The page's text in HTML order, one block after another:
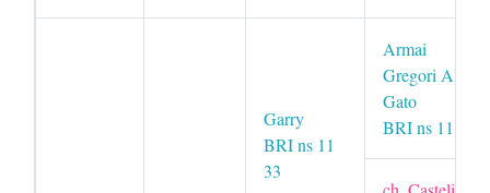
Garry
BRI ns 11
33
Armai
Gregori Al
Gato
BRI ns 11 33